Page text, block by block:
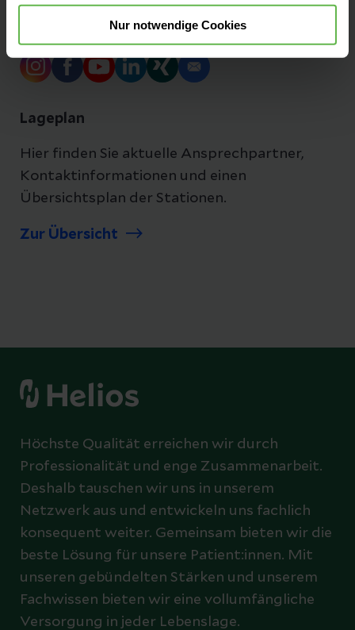
Nur notwendige Cookies
Lageplan
Hier finden Sie aktuelle Ansprechpartner,
Kontaktinformationen und einen
Übersichtsplan der Stationen.
Zur Übersicht
Höchste Qualität erreichen wir durch
Professionalität und enge Zusammenarbeit.
Deshalb tauschen wir uns in unserem
Netzwerk aus und entwickeln uns fachlich
konsequent weiter. Gemeinsam bieten wir die
beste Lösung für unsere Patient:innen. Mit
unseren gebündelten Stärken und unserem
Fachwissen bieten wir eine vollumfängliche
Versorgung in jeder Lebenslage.